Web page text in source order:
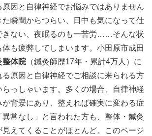
原因と自律神経でお悩みではありません
瞬間からつらい、日中も気になって仕
きない、夜眠るのも一苦労……そんな状
も疲弊してしまいます。小田原市成田
整体院（鍼灸師歴17年・累計4万人）に
る原因と自律神経でご相談に来られる方
っしゃいます。多くの場合、自律神経
背景にあり、整えれば確実に変わる症
常なし」と言われた方も、整体・鍼灸
えてくることがほとんど。このページ